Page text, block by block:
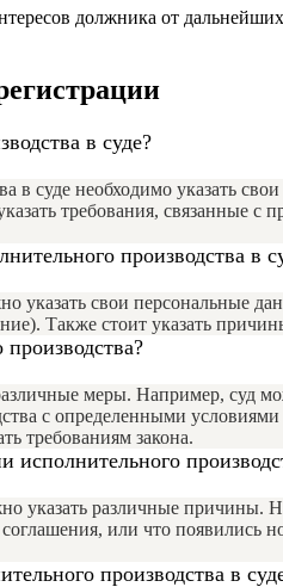
должника от
в суде?
в суде необходимо указать
требования,
производства в
указать свои персональные
Также стоит указать
меры. Например, суд
с определенными
требованиям закона.
указать различные
или что
производства в